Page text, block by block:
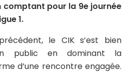
comptant pour la 9e journée
1.
le CIK s’est bien
public en dominant la
d’une rencontre engagée.